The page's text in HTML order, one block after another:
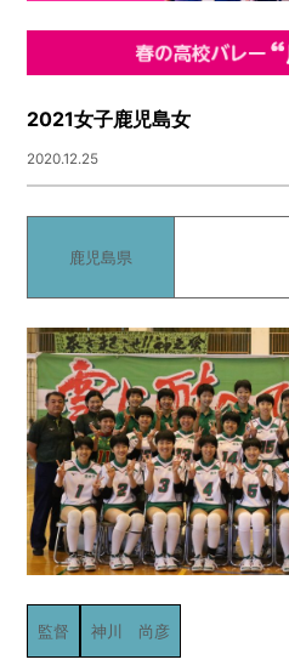
2021女子鹿児島女
2020.12.25
鹿児島県
監督 神川 尚彦